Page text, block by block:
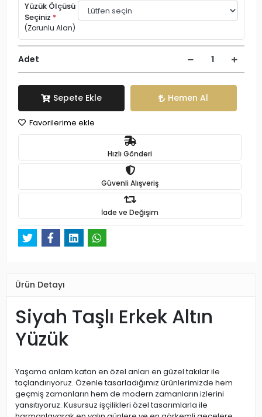
Yüzük Ölçüsü
Seçiniz *
(Zorunlu Alan)
Adet
Sepete Ekle Hemen Al
Favorilerime ekle
Hızlı Gönderi
Güvenli Alışveriş
İade ve Değişim
Ürün Detayı
Siyah Taşlı Erkek Altın
Yüzük
Yaşama anlam katan en özel anları en güzel takılar ile
taçlandırıyoruz. Özenle tasarladığımız ürünlerimizde hem
geçmiş zamanların hem de modern zamanların izlerini
yansıtıyoruz. Kusursuz işçilikleri özel tasarımlarla ile